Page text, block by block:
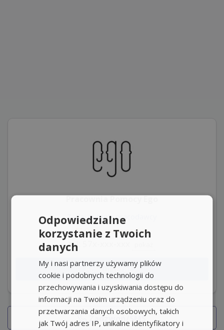
Pracownia Pomocy Ego
Zadaj pytanie pracodawcy
Odpowiada szybko
tel: 57x-xxx-xxx
Aplikuj teraz
Zadzwoń/SMS
Odpowiedzialne
korzystanie z Twoich
danych
My i nasi partnerzy używamy plików
cookie i podobnych technologii do
przechowywania i uzyskiwania dostępu do
informacji na Twoim urządzeniu oraz do
przetwarzania danych osobowych, takich
jak Twój adres IP, unikalne identyfikatory i